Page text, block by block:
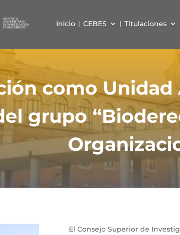
Inicio CEBES Titulaciones
como Unidad
grupo
El Consejo Superior de